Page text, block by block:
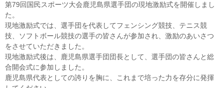
第79回国民スポーツ大会鹿児島県選手団の現地激励式を開催しまし
た。
現地激励式では、選手団を代表してフェンシング競技、テニス競
技、ソフトボール競技の選手の皆さんが参加され、激励のあいさつ
をさせていただきました。
現地激励式後は、鹿児島県選手団団長として、選手団の皆さんと総
合開会式に参加しました。
鹿児島県代表としての誇りを胸に、これまで培った力を存分に発揮